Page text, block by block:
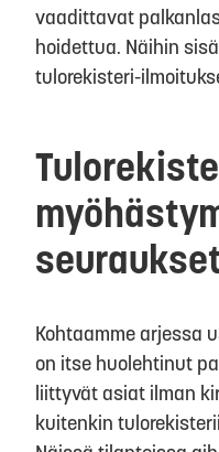
vaadittavat
hoidettua. Näihin
tulorekisteri-
Kohtaamme arjessa
on itse huolehtinut
liittyvät asiat ilman
kuitenkin